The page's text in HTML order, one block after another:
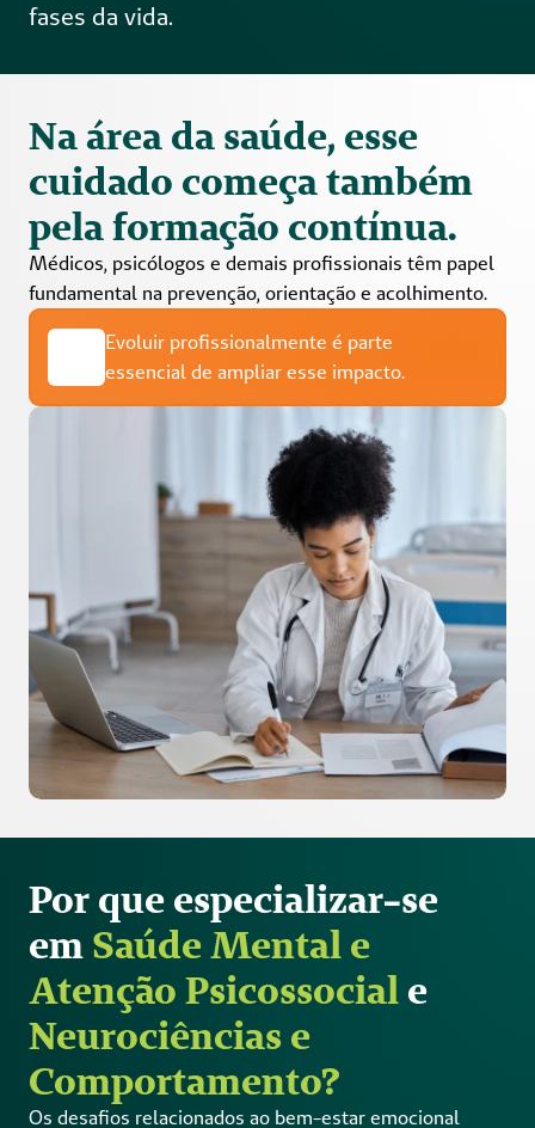
fases da vida.
Na área da saúde, esse
cuidado começa também
pela formação contínua.
Médicos, psicólogos e demais profissionais têm papel
fundamental na prevenção, orientação e acolhimento.
Evoluir profissionalmente é parte
essencial de ampliar esse impacto.
Por que especializar-se
em Saúde Mental e
Atenção Psicossocial e
Neurociências e
Comportamento?
Os desafios relacionados ao bem-estar emocional